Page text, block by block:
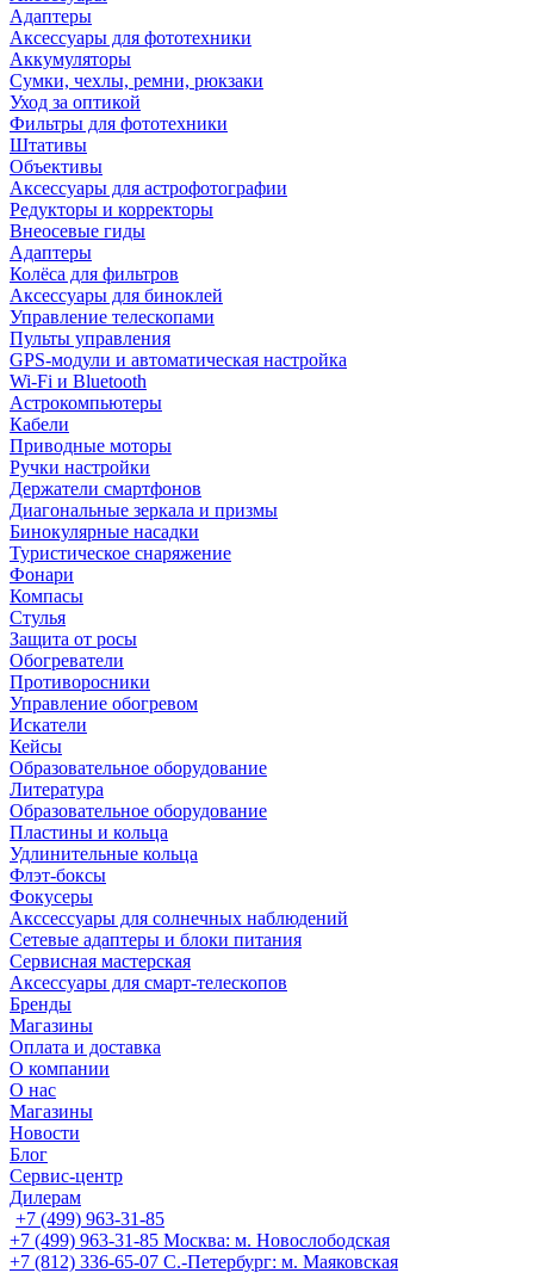
Адаптеры
Аксессуары для фототехники
Аккумуляторы
Сумки, чехлы, ремни, рюкзаки
Уход за оптикой
Фильтры для фототехники
Штативы
Объективы
Аксессуары для астрофотографии
Редукторы и корректоры
Внеосевые гиды
Адаптеры
Колёса для фильтров
Аксессуары для биноклей
Управление телескопами
Пульты управления
GPS-модули и автоматическая настройка
Wi-Fi и Bluetooth
Астрокомпьютеры
Кабели
Приводные моторы
Ручки настройки
Держатели смартфонов
Диагональные зеркала и призмы
Бинокулярные насадки
Туристическое снаряжение
Фонари
Компасы
Стулья
Защита от росы
Обогреватели
Противоросники
Управление обогревом
Искатели
Кейсы
Образовательное оборудование
Литература
Образовательное оборудование
Пластины и кольца
Удлинительные кольца
Флэт-боксы
Фокусеры
Акссессуары для солнечных наблюдений
Сетевые адаптеры и блоки питания
Сервисная мастерская
Аксессуары для смарт-телескопов
Бренды
Магазины
Оплата и доставка
О компании
О нас
Магазины
Новости
Блог
Сервис-центр
Дилерам
+7 (499) 963-31-85
+7 (499) 963-31-85 Москва: м. Новослободская
+7 (812) 336-65-07 С.-Петербург: м. Маяковская